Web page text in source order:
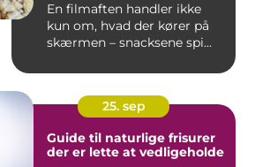
En filmaften handler ikke
kun om, hvad der kører på
skærmen – snacksene spi...
25. sep
Guide til naturlige frisurer
der er lette at vedligeholde